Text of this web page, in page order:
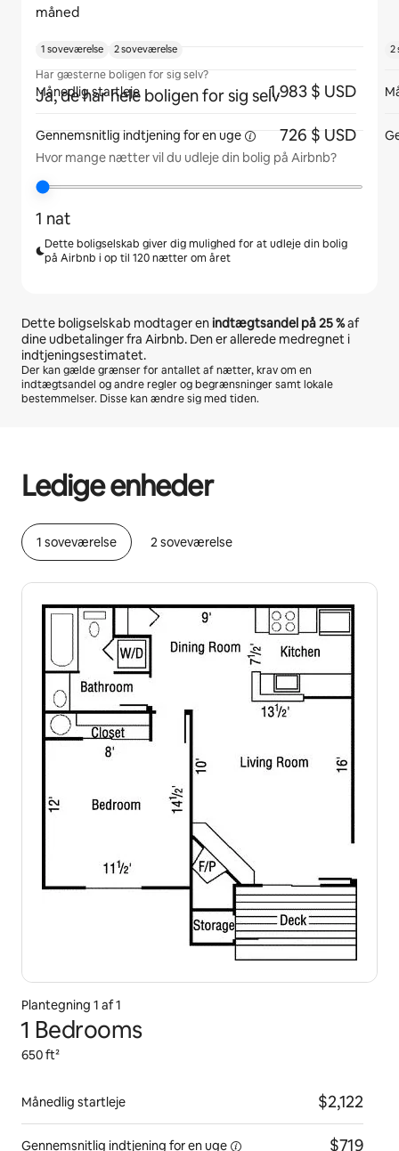
måned
Har gæsterne boligen for sig selv?
Ja, de har hele boligen for sig selv
Hvor mange nætter vil du udleje din bolig på Airbnb?
1 nat
Dette boligselskab giver dig mulighed for at udleje din bolig
på Airbnb i op til 120 nætter om året
Dette boligselskab modtager enindtægtsandel på25 %af
dine udbetalinger fra Airbnb. Den er allerede medregnet i
indtjeningsestimatet.
Der kan gælde grænser for antallet af nætter, krav om en
indtægtsandel og andre regler og begrænsninger samt lokale
bestemmelser. Disse kan ændre sig med tiden.
Ledige enheder
1 soveværelse 2 soveværelse
Plantegning 1 af 1
1 Bedrooms
650 ft²
Månedlig startleje $2,122
Gennemsnitlig indtjening foren uge $719
1 soveværelse 2 soveværelse
Månedlig startleje 1.983 $ USD
Gennemsnitlig indtjening foren uge 726 $ USD
2